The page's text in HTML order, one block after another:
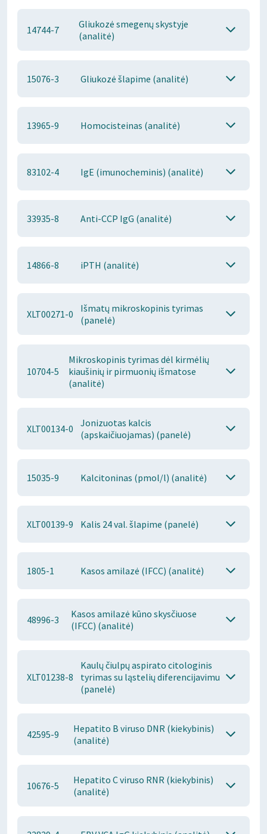
14744-7
Gliukozė smegenų skystyje
(analitė)
15076-3 Gliukozė šlapime (analitė)
13965-9 Homocisteinas (analitė)
83102-4 IgE (imunocheminis) (analitė)
33935-8 Anti-CCP IgG (analitė)
14866-8 iPTH (analitė)
XLT00271-0
Išmatų mikroskopinis tyrimas
(panelė)
10704-5
Mikroskopinis tyrimas dėl kirmėlių
kiaušinių ir pirmuonių išmatose
(analitė)
XLT00134-0
Jonizuotas kalcis
(apskaičiuojamas) (panelė)
15035-9 Kalcitoninas (pmol/l) (analitė)
XLT00139-9 Kalis 24 val. šlapime (panelė)
1805-1 Kasos amilazė (IFCC) (analitė)
48996-3
Kasos amilazė kūno skysčiuose
(IFCC) (analitė)
XLT01238-8
Kaulų čiulpų aspirato citologinis
tyrimas su ląstelių diferencijavimu
(panelė)
42595-9
Hepatito B viruso DNR (kiekybinis)
(analitė)
10676-5
Hepatito C viruso RNR (kiekybinis)
(analitė)